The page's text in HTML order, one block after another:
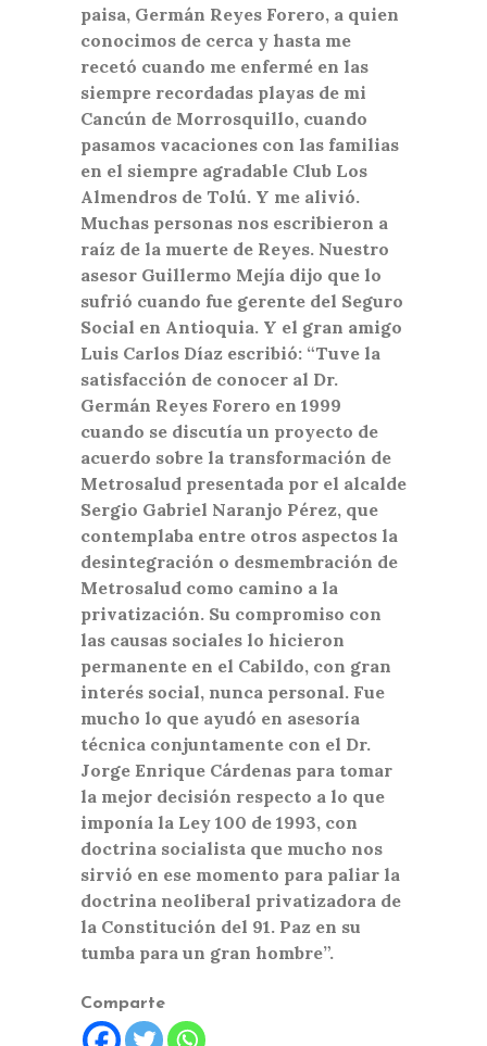
paisa, Germán Reyes Forero, a quien
conocimos de cerca y hasta me
recetó cuando me enfermé en las
siempre recordadas playas de mi
Cancún de Morrosquillo, cuando
pasamos vacaciones con las familias
en el siempre agradable Club Los
Almendros de Tolú. Y me alivió.
Muchas personas nos escribieron a
raíz de la muerte de Reyes. Nuestro
asesor Guillermo Mejía dijo que lo
sufrió cuando fue gerente del Seguro
Social en Antioquia. Y el gran amigo
Luis Carlos Díaz escribió: “Tuve la
satisfacción de conocer al Dr.
Germán Reyes Forero en 1999
cuando se discutía un proyecto de
acuerdo sobre la transformación de
Metrosalud presentada por el alcalde
Sergio Gabriel Naranjo Pérez, que
contemplaba entre otros aspectos la
desintegración o desmembración de
Metrosalud como camino a la
privatización. Su compromiso con
las causas sociales lo hicieron
permanente en el Cabildo, con gran
interés social, nunca personal. Fue
mucho lo que ayudó en asesoría
técnica conjuntamente con el Dr.
Jorge Enrique Cárdenas para tomar
la mejor decisión respecto a lo que
imponía la Ley 100 de 1993, con
doctrina socialista que mucho nos
sirvió en ese momento para paliar la
doctrina neoliberal privatizadora de
la Constitución del 91. Paz en su
tumba para un gran hombre”.
Comparte